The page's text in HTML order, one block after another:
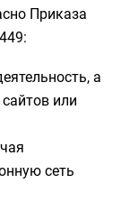
Приказа
а
или
сеть